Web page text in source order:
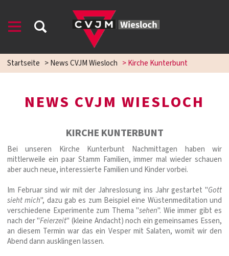
Startseite >News CVJM Wiesloch >Kirche Kunterbunt
NEWS CVJM WIESLOCH
KIRCHE KUNTERBUNT
Bei unseren Kirche Kunterbunt Nachmittagen haben wir
mittlerweile ein paar Stamm Familien, immer mal wieder schauen
aber auch neue, interessierte Familien und Kinder vorbei.
Im Februar sind wir mit der Jahreslosung ins Jahr gestartet "Gott
sieht mich", dazu gab es zum Beispiel eine Wüstenmeditation und
verschiedene Experimente zum Thema "sehen". Wie immer gibt es
nach der "Feierzeit" (kleine Andacht) noch ein gemeinsames Essen,
an diesem Termin war das ein Vesper mit Salaten, womit wir den
Abend dann ausklingen lassen.